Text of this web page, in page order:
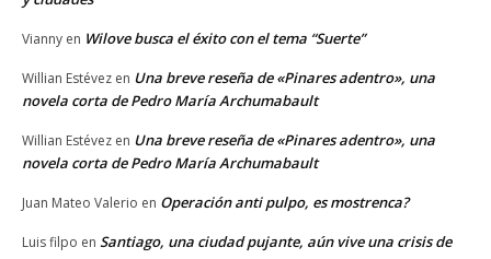
Vianny en Wilove busca el éxito con el tema “Suerte”
Willian Estévez en Una breve reseña de «Pinares adentro», una
novela corta de Pedro María Archumabault
Willian Estévez en Una breve reseña de «Pinares adentro», una
novela corta de Pedro María Archumabault
Juan Mateo Valerio en Operación anti pulpo, es mostrenca?
Luis filpo en Santiago, una ciudad pujante, aún vive una crisis de